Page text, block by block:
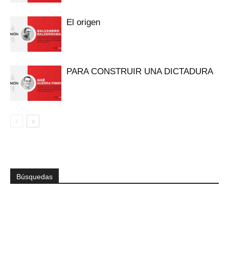
El origen
PARA CONSTRUIR UNA DICTADURA
Búsquedas